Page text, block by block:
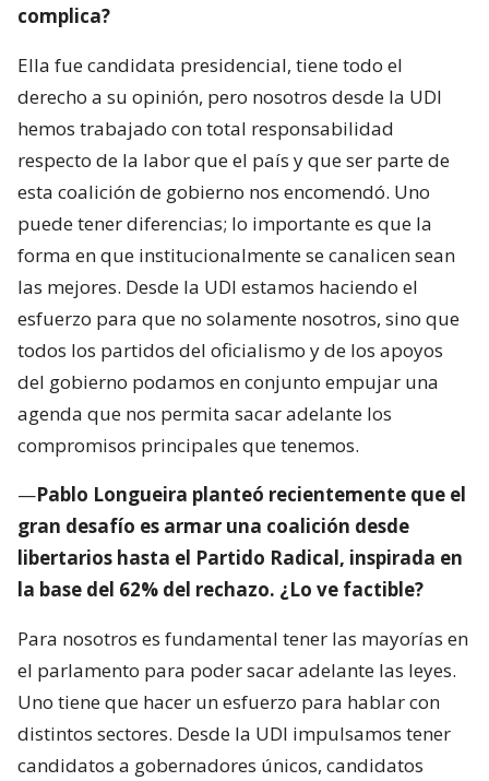
complica?
Ella fue candidata presidencial, tiene todo el
derecho a su opinión, pero nosotros desde la UDI
hemos trabajado con total responsabilidad
respecto de la labor que el país y que ser parte de
esta coalición de gobierno nos encomendó. Uno
puede tener diferencias; lo importante es que la
forma en que institucionalmente se canalicen sean
las mejores. Desde la UDI estamos haciendo el
esfuerzo para que no solamente nosotros, sino que
todos los partidos del oficialismo y de los apoyos
del gobierno podamos en conjunto empujar una
agenda que nos permita sacar adelante los
compromisos principales que tenemos.
—Pablo Longueira planteó recientemente que el
gran desafío es armar una coalición desde
libertarios hasta el Partido Radical, inspirada en
la base del 62% del rechazo. ¿Lo ve factible?
Para nosotros es fundamental tener las mayorías en
el parlamento para poder sacar adelante las leyes.
Uno tiene que hacer un esfuerzo para hablar con
distintos sectores. Desde la UDI impulsamos tener
candidatos a gobernadores únicos, candidatos